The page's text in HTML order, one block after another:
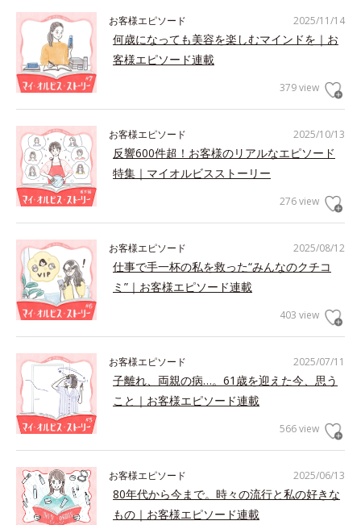
2025/11/14
お客様エピソード
何歳になっても美容を楽しむマインドを｜お
客様エピソード連載
379 view
2025/10/13
お客様エピソード
反響600件超！お客様のリアルなエピソード
特集｜マイオルビスストーリー
276 view
2025/08/12
お客様エピソード
仕事で手一杯の私を救った“みんなのクチコ
ミ”｜お客様エピソード連載
403 view
2025/07/11
お客様エピソード
子離れ、両親の病…。61歳を迎えた今、思う
こと｜お客様エピソード連載
566 view
2025/06/13
お客様エピソード
80年代から今まで。時々の流行と私の好きな
もの｜お客様エピソード連載